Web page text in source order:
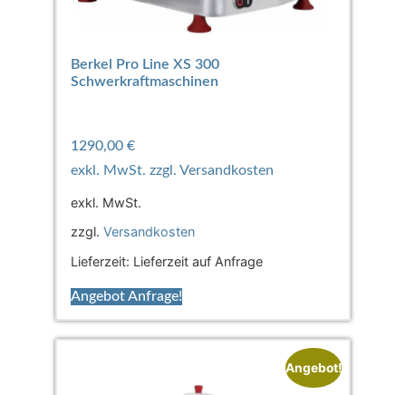
Berkel Pro Line XS 300
Schwerkraftmaschinen
1290,00 €
exkl. MwSt.
zzgl. Versandkosten
Lieferzeit: Lieferzeit auf Anfrage
Angebot Anfrage!
Angebot!